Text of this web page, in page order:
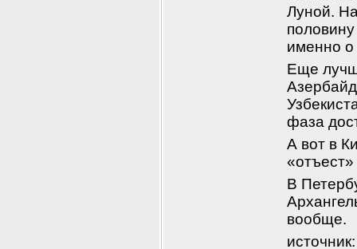
Луной.
именно
Еще
фаза
А вот в
В
вообще.